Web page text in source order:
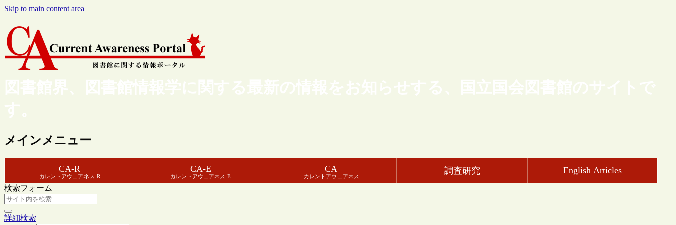
Skip to main content area
図書館界、図書館情報学に関する最新の情報をお知らせする、国立国会図書館のサイトで
す。
メインメニュー
CA-R
カレントアウェアネス-R
CA-E
カレントアウェアネス-E
CA
カレントアウェアネス
調査研究 English Articles
検索フォーム
詳細検索